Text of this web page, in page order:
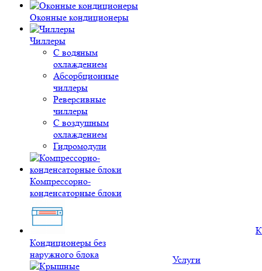
Оконные кондиционеры
Чиллеры
С водяным
охлаждением
Абсорбционные
чиллеры
Реверсивные
чиллеры
С воздушным
охлаждением
Гидромодули
Компрессорно-
конденсаторные блоки
Кондиционеры без
наружного блока
Услуги